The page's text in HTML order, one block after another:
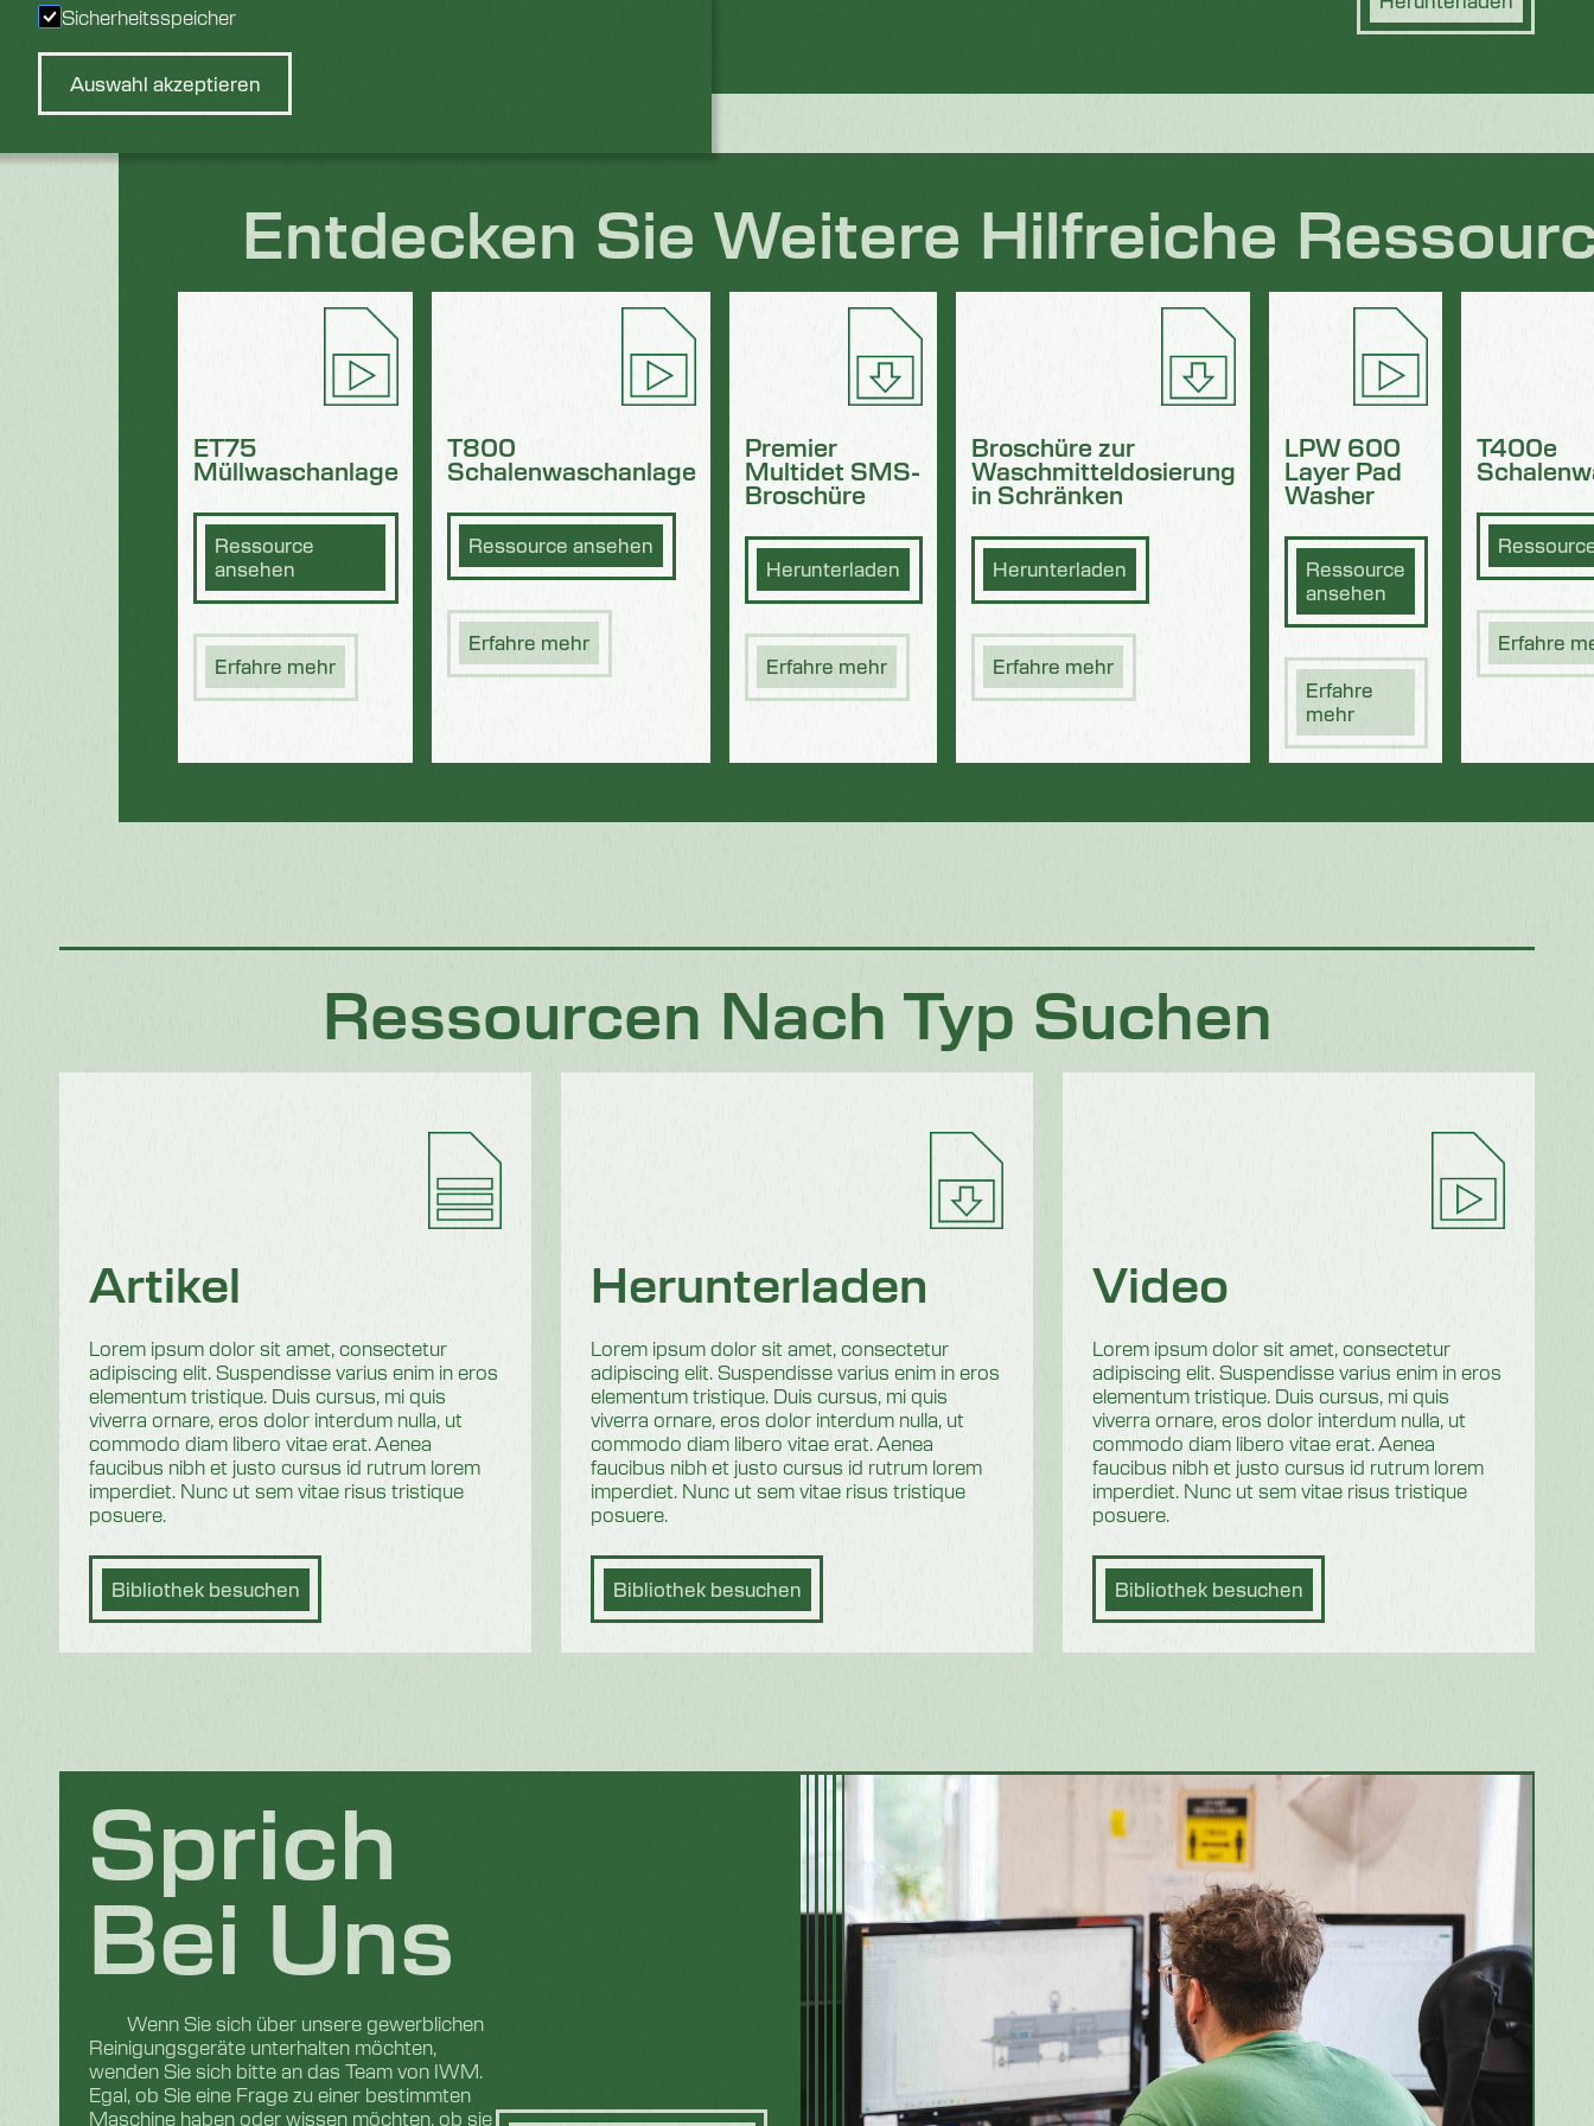
Sicherheitsspeicher
Auswahl akzeptieren
Entdecken Sie Weitere Hilfreiche
ET75
Müllwaschanlage
Ressource
ansehen
Erfahre mehr
T800
Schalenwaschanlage
Ressource ansehen
Erfahre mehr
Premier
Multidet SMS-
Broschüre
Herunterladen
Erfahre mehr
Broschüre zur
Waschmitteldosierung
in Schränken
Herunterladen
Erfahre mehr
LPW 600
Layer Pad
Washer
Ressource
ansehen
Erfahre
mehr
T400e
Erfahre
Ressourcen Nach Typ Suchen
Artikel
Lorem ipsum dolor sit amet, consectetur
adipiscing elit. Suspendisse varius enim in eros
elementum tristique. Duis cursus, mi quis
viverra ornare, eros dolor interdum nulla, ut
commodo diam libero vitae erat. Aenea
faucibus nibh et justo cursus id rutrum lorem
imperdiet. Nunc ut sem vitae risus tristique
posuere.
Bibliothek besuchen
Herunterladen
Lorem ipsum dolor sit amet, consectetur
adipiscing elit. Suspendisse varius enim in eros
elementum tristique. Duis cursus, mi quis
viverra ornare, eros dolor interdum nulla, ut
commodo diam libero vitae erat. Aenea
faucibus nibh et justo cursus id rutrum lorem
imperdiet. Nunc ut sem vitae risus tristique
posuere.
Bibliothek besuchen
Video
Lorem ipsum dolor sit amet, consectetur
adipiscing elit. Suspendisse varius enim in eros
elementum tristique. Duis cursus, mi quis
viverra ornare, eros dolor interdum nulla, ut
commodo diam libero vitae erat. Aenea
faucibus nibh et justo cursus id rutrum lorem
imperdiet. Nunc ut sem vitae risus tristique
posuere.
Bibliothek besuchen
Sprich
Bei Uns
Wenn Sie sich über unsere gewerblichen
Reinigungsgeräte unterhalten möchten,
wenden Sie sich bitte an das Team von IWM.
Egal, ob Sie eine Frage zu einer bestimmten
Maschine haben oder wissen möchten, ob sie